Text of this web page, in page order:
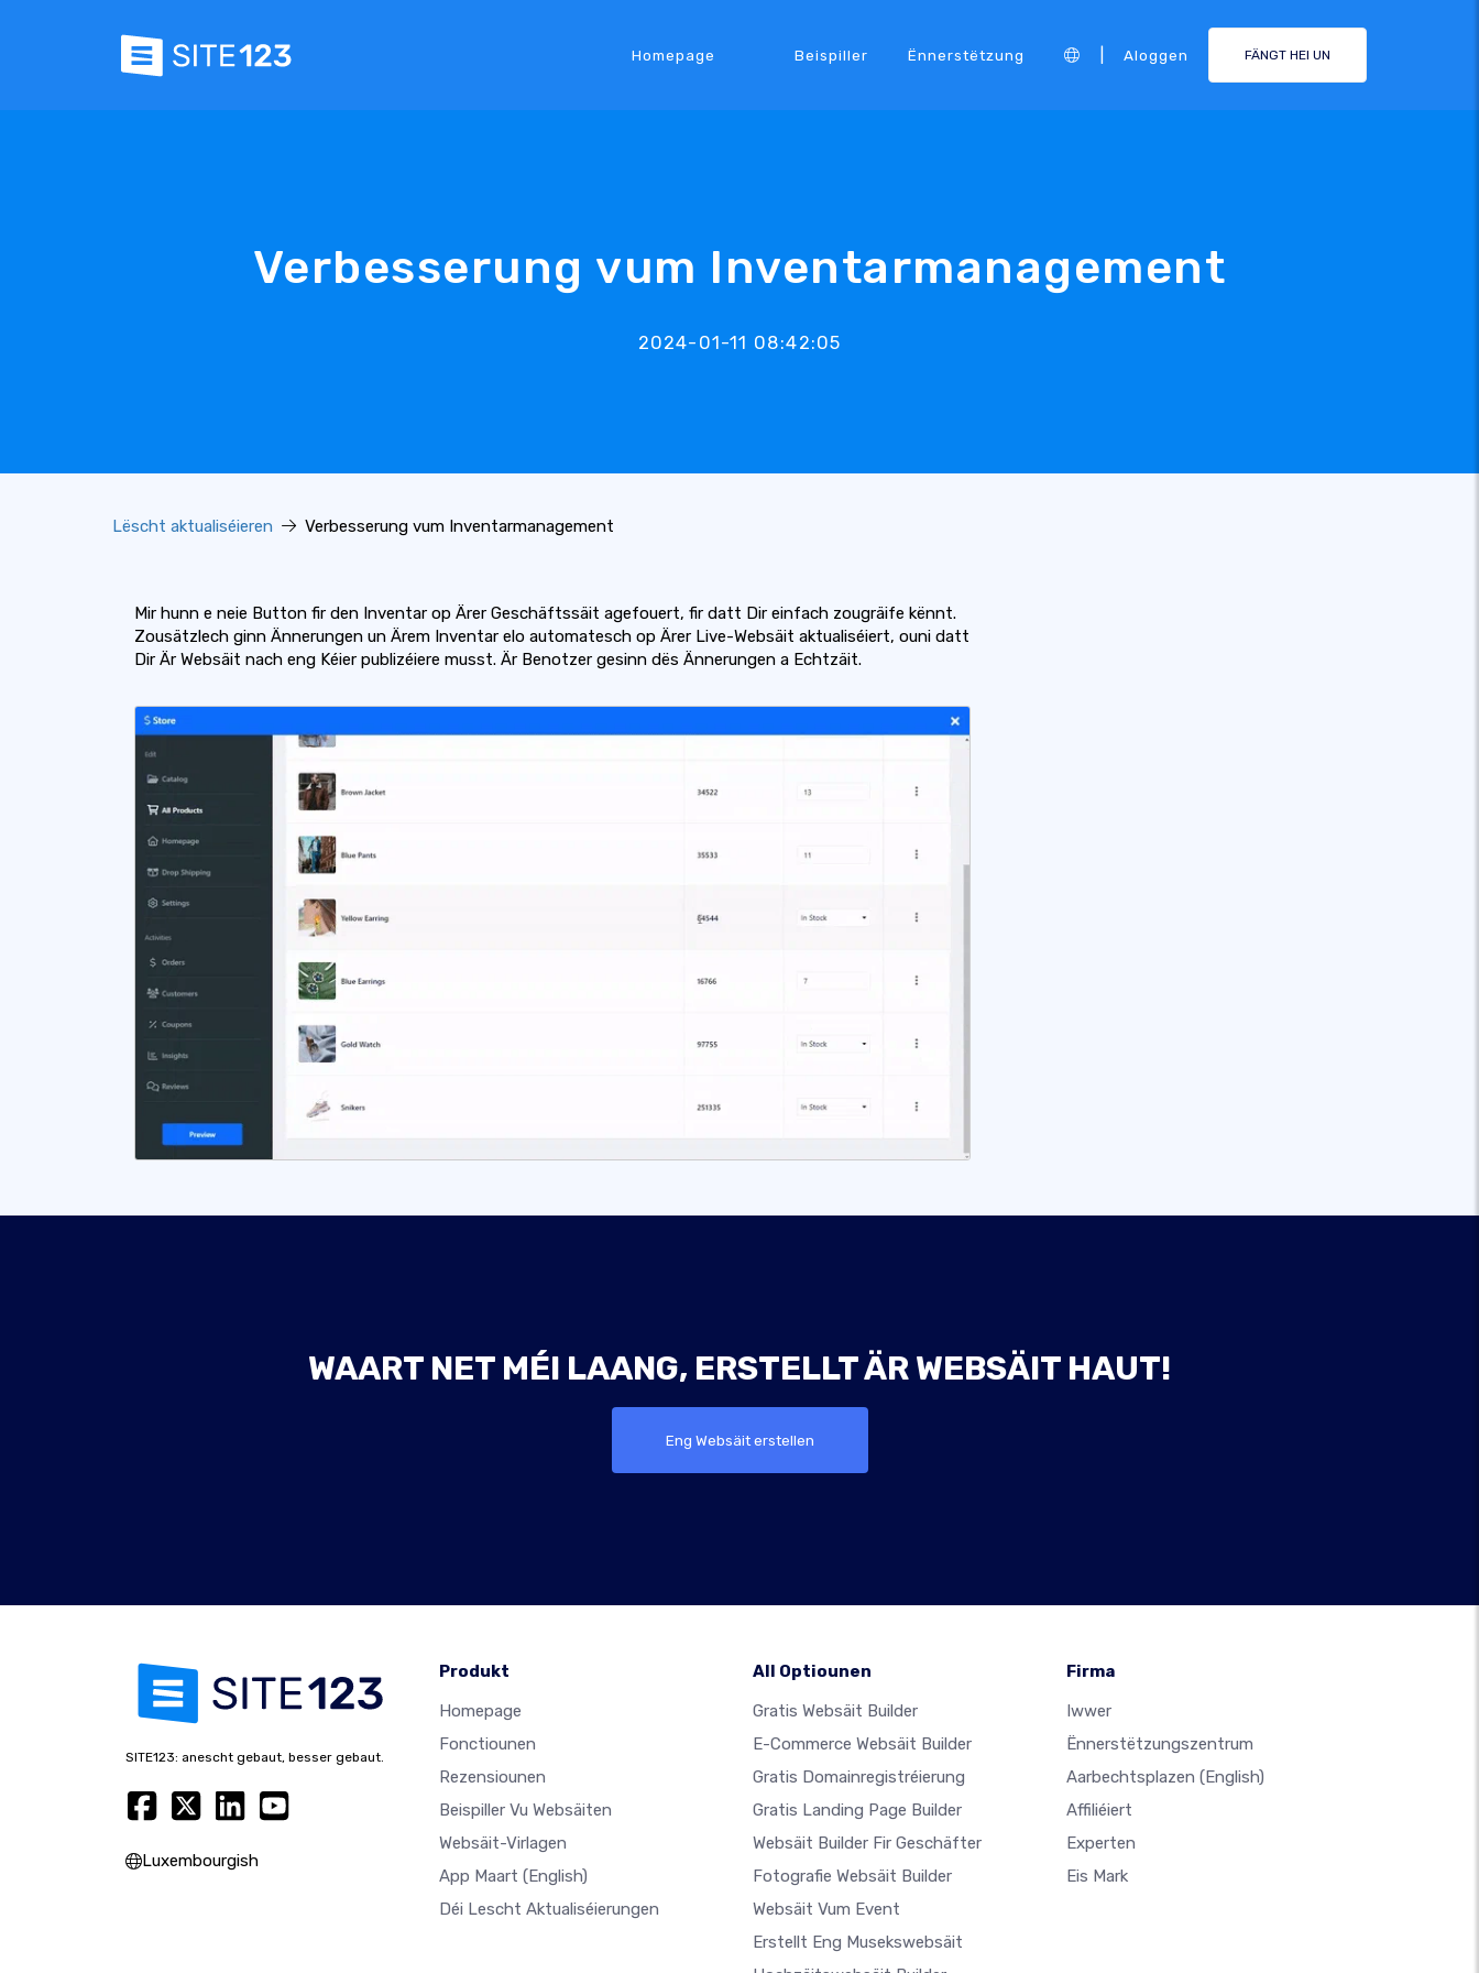
Homepage Beispiller Ënnerstëtzung Aloggen FÄNGT HEI UN
Verbesserung vum Inventarmanagement
2024-01-11 08:42:05
Lëscht aktualiséieren Verbesserung vum Inventarmanagement
Mir hunn e neie Button fir den Inventar op Ärer Geschäftssäit agefouert, fir datt Dir einfach zougräife kënnt.
Zousätzlech ginn Ännerungen un Ärem Inventar elo automatesch op Ärer Live-Websäit aktualiséiert, ouni datt
Dir Är Websäit nach eng Kéier publizéiere musst. Är Benotzer gesinn dës Ännerungen a Echtzäit.
WAART NET MÉI LAANG, ERSTELLT ÄR WEBSÄIT HAUT!
Eng Websäit erstellen
SITE123: anescht gebaut, besser gebaut.
Luxembourgish
Produkt
Homepage
Fonctiounen
Rezensiounen
Beispiller Vu Websäiten
Websäit-Virlagen
App Maart (English)
Déi Lescht Aktualiséierungen
All Optiounen
Gratis Websäit Builder
E-Commerce Websäit Builder
Gratis Domainregistréierung
Gratis Landing Page Builder
Websäit Builder Fir Geschäfter
Fotografie Websäit Builder
Websäit Vum Event
Erstellt Eng Musekswebsäit
Firma
Iwwer
Ënnerstëtzungszentrum
Aarbechtsplazen (English)
Affiliéiert
Experten
Eis Mark